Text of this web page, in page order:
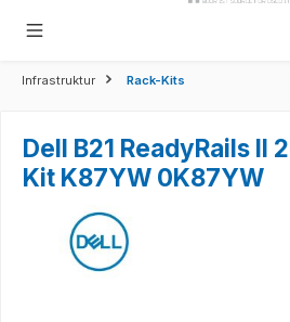
Infrastruktur Rack-Kits
Dell B21 ReadyRails II
Kit K87YW 0K87YW